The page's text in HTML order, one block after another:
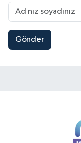
Gönder